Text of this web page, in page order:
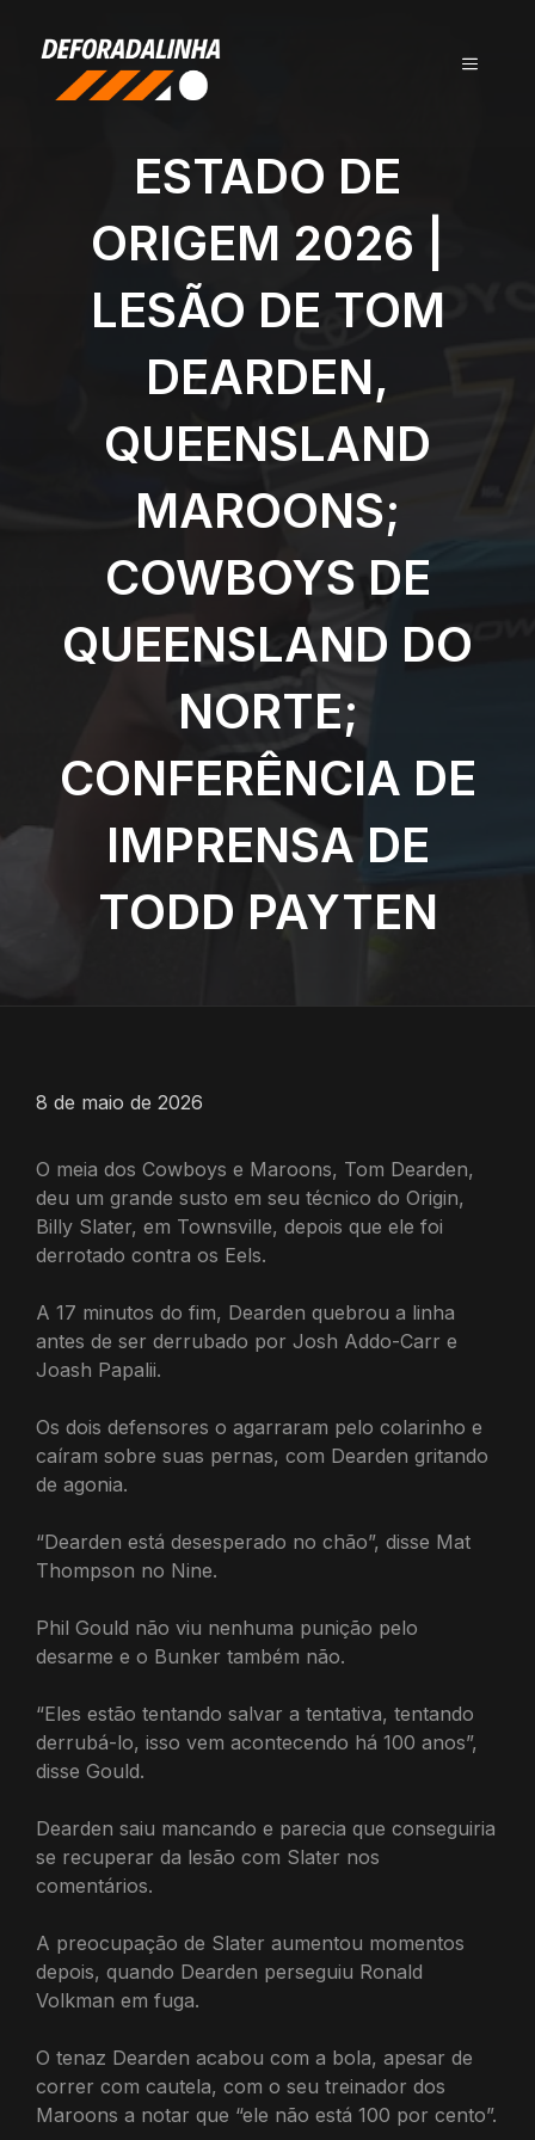
conteúdo
MENU
ESTADO DE
ORIGEM 2026 |
LESÃO DE TOM
DEARDEN,
QUEENSLAND
MAROONS;
COWBOYS DE
QUEENSLAND DO
NORTE;
CONFERÊNCIA DE
IMPRENSA DE
TODD PAYTEN
8 de maio de 2026
O meia dos Cowboys e Maroons, Tom Dearden,
deu um grande susto em seu técnico do Origin,
Billy Slater, em Townsville, depois que ele foi
derrotado contra os Eels.
A 17 minutos do fim, Dearden quebrou a linha
antes de ser derrubado por Josh Addo-Carr e
Joash Papalii.
Os dois defensores o agarraram pelo colarinho e
caíram sobre suas pernas, com Dearden gritando
de agonia.
“Dearden está desesperado no chão”, disse Mat
Thompson no Nine.
Phil Gould não viu nenhuma punição pelo
desarme e o Bunker também não.
“Eles estão tentando salvar a tentativa, tentando
derrubá-lo, isso vem acontecendo há 100 anos”,
disse Gould.
Dearden saiu mancando e parecia que conseguiria
se recuperar da lesão com Slater nos
comentários.
A preocupação de Slater aumentou momentos
depois, quando Dearden perseguiu Ronald
Volkman em fuga.
O tenaz Dearden acabou com a bola, apesar de
correr com cautela, com o seu treinador dos
Maroons a notar que “ele não está 100 por cento”.